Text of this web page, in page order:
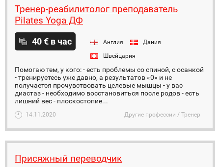
Тренер-реабилитолог преподаватель
Pilates Yoga ДФ
40 € в час Англия
Дания
Швейцария
Помогаю тем, у кого: - есть проблемы со спиной, с осанкой
- тренируетесь уже давно, а результатов «0» и не
получается прочувствовать целевые мышцы - у вас
диастаз - необходимо восстановиться после родов - есть
лишний вес - плоскостопие...
14.11.2020 Другие профессии / Тренер
Присяжный переводчик